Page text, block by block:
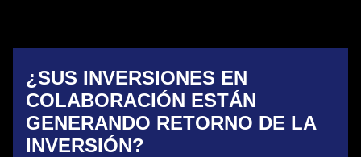
¿SUS INVERSIONES EN
COLABORACIÓN ESTÁN
GENERANDO RETORNO DE LA
INVERSIÓN?